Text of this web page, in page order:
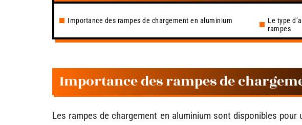
Importance des rampes de chargement en aluminium
Le type
rampes
Importance des rampes de
Les rampes de chargement en aluminium sont disponibles pour